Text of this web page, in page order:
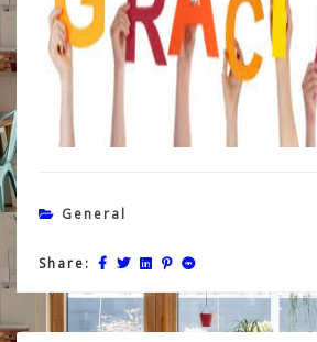
General
Share: